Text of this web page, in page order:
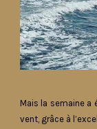
Mais la semaine a
vent, grâce à